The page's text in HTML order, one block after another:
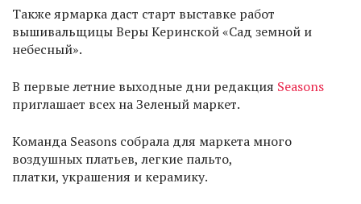
Также ярмарка даст старт выставке работ
вышивальщицы Веры Керинской «Сад земной и
небесный».
В первые летние выходные дни редакция Seasons
приглашает всех на Зеленый маркет.
Команда Seasons собрала для маркета много
воздушных платьев, легкие пальто,
платки, украшения и керамику.